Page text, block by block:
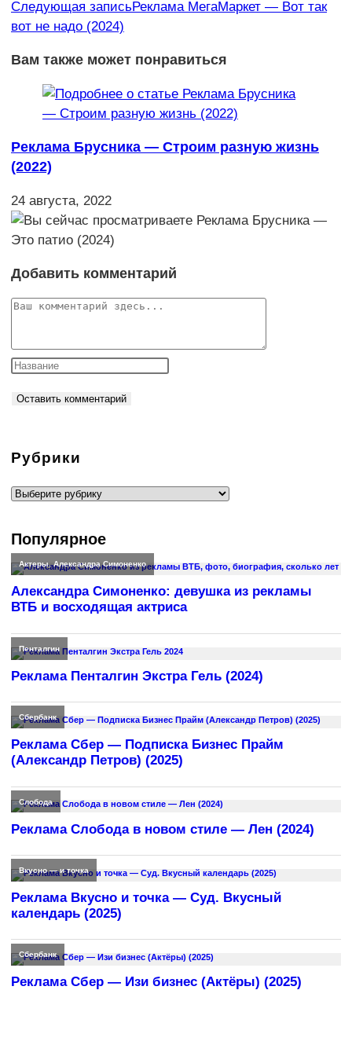
Следующая записьРеклама МегаМаркет — Вот так
вот не надо (2024)
Вам также может понравиться
Реклама Брусника — Строим разную жизнь
(2022)
24 августа, 2022
Добавить комментарий
Комментарий
Рубрики
Рубрики
Популярное
Актеры,Александра Симоненко
Александра Симоненко: девушка из рекламы
ВТБ и восходящая актриса
Пенталгин
Реклама Пенталгин Экстра Гель (2024)
Сбербанк
Реклама Сбер — Подписка Бизнес Прайм
(Александр Петров) (2025)
Слобода
Реклама Слобода в новом стиле — Лен (2024)
Вкусно — и точка
Реклама Вкусно и точка — Суд. Вкусный
календарь (2025)
Сбербанк
Реклама Сбер — Изи бизнес (Актёры) (2025)